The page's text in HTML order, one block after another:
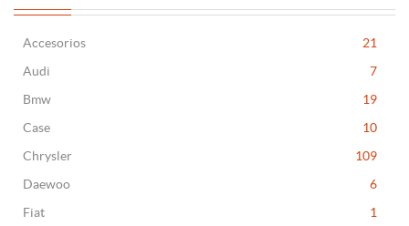
Accesorios
21
Audi
7
Bmw
19
Case
10
Chrysler
109
Daewoo
6
Fiat
1